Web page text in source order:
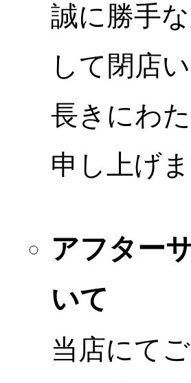
誠に勝手
して閉店
長きにわ
申し上げま
アフター
いて
当店にて